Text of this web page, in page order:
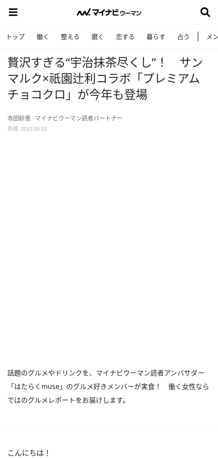
トップ 働く 整える 磨く 恋する 暮らす 占う メ
贅沢すぎる“宇治抹茶尽くし”！ サン
マルク×祇園辻利コラボ「プレミアム
チョコクロ」が今年も登場
寺田紗恵 マイナビウーマン読者パートナー
作成: 2023.06.02
話題のグルメやドリンクを、マイナビウーマン読者アンバサダー
「はたらくmuse」のグルメ好きメンバーが実食！ 働く女性なら
ではのグルメレポートをお届けします。
こんにちは！